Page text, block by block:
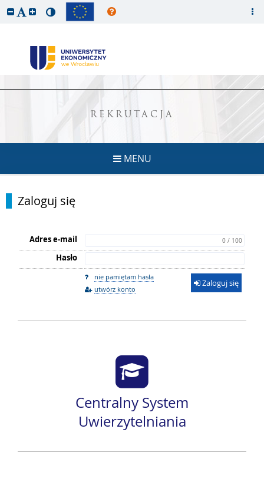
REKRUTACJA
MENU
Zaloguj się
Adres e-mail 0 / 100
Hasło
nie pamiętam hasła
utwórz konto
Zaloguj się
Centralny System
Uwierzytelniania